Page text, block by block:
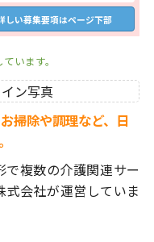
しい募集要項はページ下部
います。
掃除や調理など、日
複数の介護関連サー
会社が運営していま